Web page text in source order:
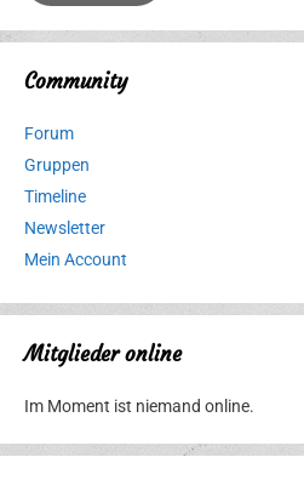
Community
Forum
Gruppen
Timeline
Newsletter
Mein Account
Mitglieder online
Im Moment ist niemand online.